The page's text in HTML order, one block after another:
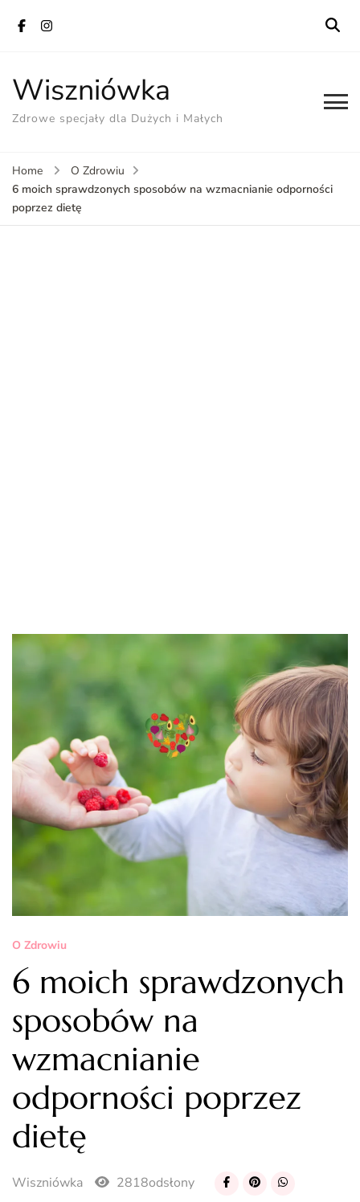
Wiszniówka
Zdrowe specjały dla Dużych i Małych
Home
O Zdrowiu
6 moich sprawdzonych sposobów na wzmacnianie odporności
poprzez dietę
O Zdrowiu
6 moich sprawdzonych
sposobów na
wzmacnianie
odporności poprzez
dietę
Wiszniówka 2818odsłony